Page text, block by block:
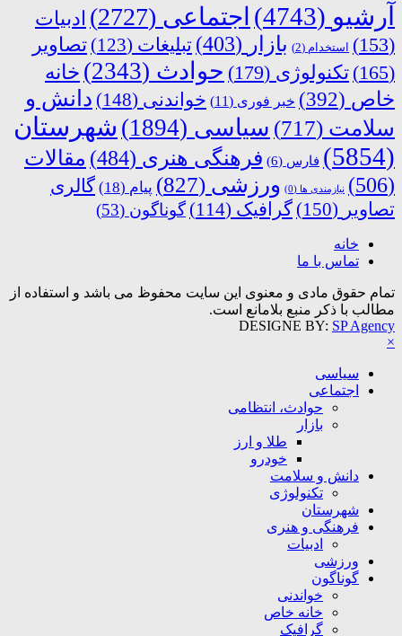
آرشیو (4743) اجتماعی (2727)
ادبیات
(153)
استخدام (2) بازار (403) تبلیغات (123)
تصاویر
(165)
تکنولوژی (179) حوادث (2343)
خانه
خاص (392) خبر فوری (11) خواندنی (148)
دانش و
سلامت (717) سیاسی (1894)
شهرستان
(5854)
فارس (6) فرهنگی هنری (484)
مقالات
(506)
نیازمندی ها (0) ورزشی (827) پیام (18)
گالری
تصاویر (150) گرافیک (114) گوناگون (53)
خانه
تماس با ما
تمام حقوق مادی و معنوی این سایت محفوظ می باشد و استفاده از
مطالب با ذکر منبع بلامانع است.
DESIGNE BY: SP Agency
×
سیاسی
اجتماعی
حوادث، انتظامی
بازار
طلا و ارز
خودرو
دانش و سلامت
تکنولوژی
شهرستان
فرهنگی و هنری
ادبیات
ورزشی
گوناگون
خواندنی
خانه خاص
گرافیک